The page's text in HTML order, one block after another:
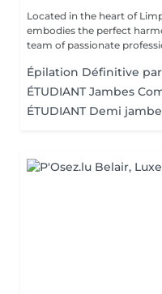
Located in the heart of
embodies the perfect
team of passionate
Épilation Définitive
ÉTUDIANT Jambes
ÉTUDIANT Demi